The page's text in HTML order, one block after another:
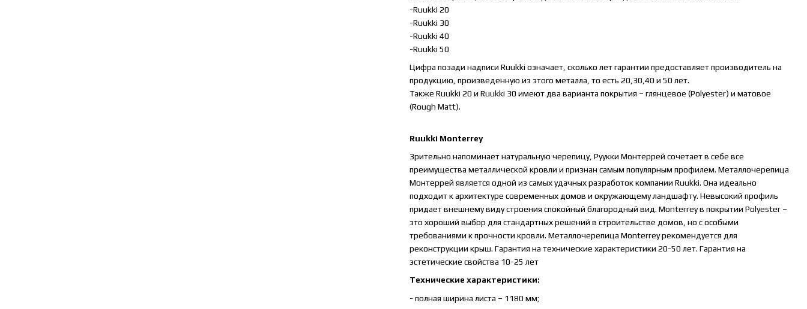
-Ruukki 20
-Ruukki 30
-Ruukki 40
-Ruukki 50
Цифра позади надписи Ruukki означает, сколько лет гарантии предоставляет производитель на
продукцию, произведенную из этого металла, то есть 20,30,40 и 50 лет.
Также Ruukki 20 и Ruukki 30 имеют два варианта покрытия – глянцевое (Polyester) и матовое
(Rough Matt).
Ruukki Monterrey
Зрительно напоминает натуральную черепицу, Руукки Монтеррей сочетает в себе все
преимущества металлической кровли и признан самым популярным профилем. Металлочерепица
Монтеррей является одной из самых удачных разработок компании Ruukki. Она идеально
подходит к архитектуре современных домов и окружающему ландшафту. Невысокий профиль
придает внешнему виду строения спокойный благородный вид. Monterrey в покрытии Polyester –
это хороший выбор для стандартных решений в строительстве домов, но с особыми
требованиями к прочности кровли. Металлочерепица Monterrey рекомендуется для
реконструкции крыш. Гарантия на технические характеристики 20-50 лет. Гарантия на
эстетические свойства 10-25 лет
Технические характеристики:
- полная ширина листа – 1180 мм;